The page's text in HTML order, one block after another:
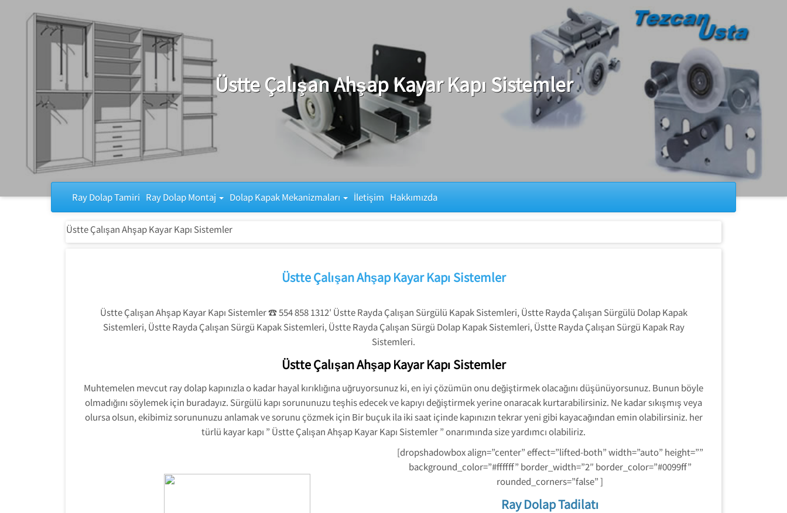
Üstte Çalışan Ahşap Kayar Kapı Sistemler
Ray Dolap Tamiri Ray Dolap Montaj Dolap Kapak Mekanizmaları İletişim Hakkımızda
Üstte Çalışan Ahşap Kayar Kapı Sistemler
Üstte Çalışan Ahşap Kayar Kapı Sistemler
Üstte Çalışan Ahşap Kayar Kapı Sistemler ☎ 554 858 1312′ Üstte Rayda Çalışan Sürgülü Kapak Sistemleri, Üstte Rayda Çalışan Sürgülü Dolap Kapak
Sistemleri, Üstte Rayda Çalışan Sürgü Kapak Sistemleri, Üstte Rayda Çalışan Sürgü Dolap Kapak Sistemleri, Üstte Rayda Çalışan Sürgü Kapak Ray
Sistemleri.
Üstte Çalışan Ahşap Kayar Kapı Sistemler
Muhtemelen mevcut ray dolap kapınızla o kadar hayal kırıklığına uğruyorsunuz ki, en iyi çözümün onu değiştirmek olacağını düşünüyorsunuz. Bunun böyle
olmadığını söylemek için buradayız. Sürgülü kapı sorununuzu teşhis edecek ve kapıyı değiştirmek yerine onaracak kurtarabilirsiniz. Ne kadar sıkışmış veya
olursa olsun, ekibimiz sorununuzu anlamak ve sorunu çözmek için Bir buçuk ila iki saat içinde kapınızın tekrar yeni gibi kayacağından emin olabilirsiniz. her
türlü kayar kapı ” Üstte Çalışan Ahşap Kayar Kapı Sistemler ” onarımında size yardımcı olabiliriz.
[dropshadowbox align=”center” effect=”lifted-both” width=”auto” height=””
background_color=”#ffffff” border_width=”2″ border_color=”#0099ff”
rounded_corners=”false” ]
Ray Dolap Tadilatı